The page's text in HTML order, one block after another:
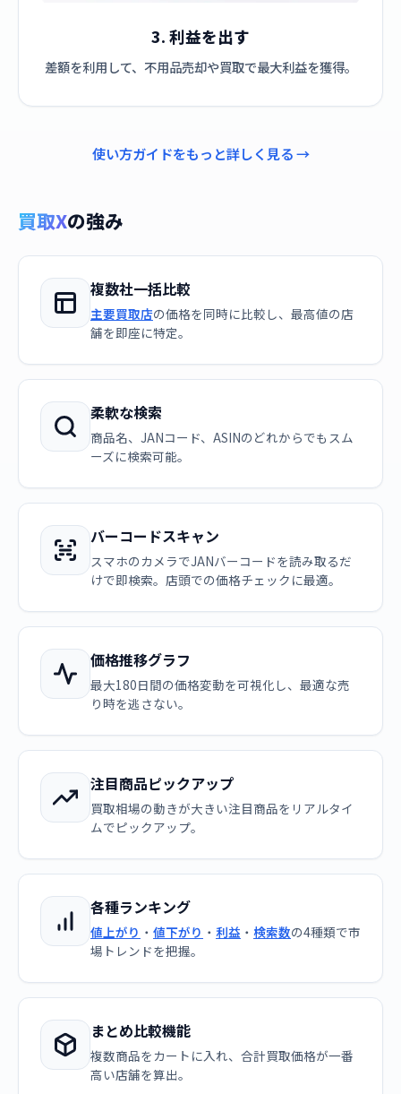
3. 利益を出す
差額を利用して、不用品売却や買取で最大利益を獲得。
使い方ガイドをもっと詳しく見る →
買取Xの強み
複数社一括比較
主要買取店の価格を同時に比較し、最高値の店
舗を即座に特定。
柔軟な検索
商品名、JANコード、ASINのどれからでもスム
ーズに検索可能。
バーコードスキャン
スマホのカメラでJANバーコードを読み取るだ
けで即検索。店頭での価格チェックに最適。
価格推移グラフ
最大180日間の価格変動を可視化し、最適な売
り時を逃さない。
注目商品ピックアップ
買取相場の動きが大きい注目商品をリアルタイ
ムでピックアップ。
各種ランキング
値上がり ・ 値下がり ・ 利益 ・ 検索数の4種類で市
場トレンドを把握。
まとめ比較機能
複数商品をカートに入れ、合計買取価格が一番
高い店舗を算出。